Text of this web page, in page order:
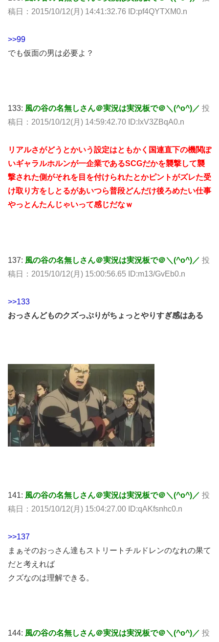
稿日：2015/10/12(月) 14:41:32.76 ID:pf4QYTXM0.n
>>99
でも仮面の男は必要よ？
133: 風の谷の名無しさん＠実況は実況板で＠＼(^o^)／ 投
稿日：2015/10/12(月) 14:59:42.70 ID:IxV3ZBqA0.n
リアルさがどうとかいう設定はともかく国連直下の機関ぽ
いギャラルホルンが一企業であるSCGだかを襲撃して襲
撃された側がそれを目を付けられたとかピントがズレた受
け取り方をしとるがあいつら普段どんだけ後ろめたい仕事
やっとんたんじゃいって感じだなｗ
137: 風の谷の名無しさん＠実況は実況板で＠＼(^o^)／ 投
稿日：2015/10/12(月) 15:00:56.65 ID:m13/GvEb0.n
>>133
おっさんどものクズっぷりがちょっとやりすぎ感はある
141: 風の谷の名無しさん＠実況は実況板で＠＼(^o^)／ 投
稿日：2015/10/12(月) 15:04:27.00 ID:qAKfsnhc0.n
>>137
まぁそのおっさん達もストリートチルドレンのなれの果て
だと考えれば
クズなのは理解できる。
144: 風の谷の名無しさん＠実況は実況板で＠＼(^o^)／ 投